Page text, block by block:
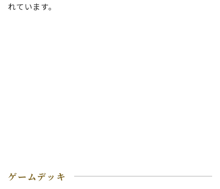
れています。
ゲームデッキ